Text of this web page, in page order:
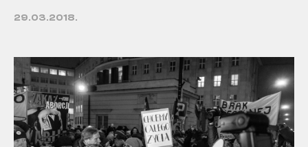
29.03.2018.